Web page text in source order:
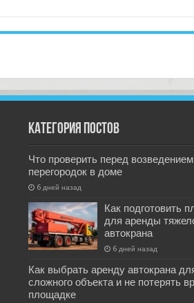
Категория постов
Что проверить перед
перегородок в доме
6 дней назад
Как подготовить
для аренды
автокрана
6 дней назад
Как выбрать аренду автокрана
сложного объекта и не потерять
площадке